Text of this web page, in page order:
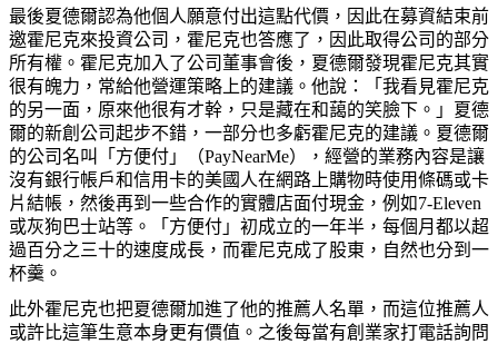
最後夏德爾認為他個人願意付出這點代價，因此在募資結束前
邀霍尼克來投資公司，霍尼克也答應了，因此取得公司的部分
所有權。霍尼克加入了公司董事會後，夏德爾發現霍尼克其實
很有魄力，常給他營運策略上的建議。他說：「我看見霍尼克
的另一面，原來他很有才幹，只是藏在和藹的笑臉下。」夏德
爾的新創公司起步不錯，一部分也多虧霍尼克的建議。夏德爾
的公司名叫「方便付」（PayNearMe），經營的業務內容是讓
沒有銀行帳戶和信用卡的美國人在網路上購物時使用條碼或卡
片結帳，然後再到一些合作的實體店面付現金，例如7-Eleven
或灰狗巴士站等。「方便付」初成立的一年半，每個月都以超
過百分之三十的速度成長，而霍尼克成了股東，自然也分到一
杯羹。
此外霍尼克也把夏德爾加進了他的推薦人名單，而這位推薦人
或許比這筆生意本身更有價值。之後每當有創業家打電話詢問